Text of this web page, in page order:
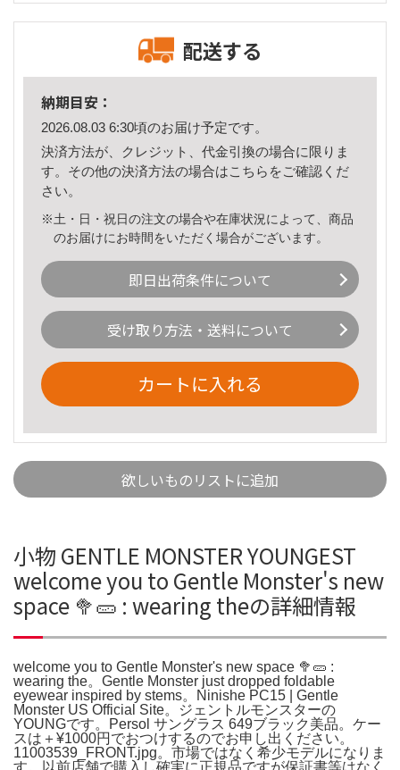
配送する
納期目安：
2026.08.03 6:30頃のお届け予定です。
決済方法が、クレジット、代金引換の場合に限りま
す。その他の決済方法の場合はこちら をご確認くだ
さい。
※土・日・祝日の注文の場合や在庫状況によって、商品
のお届けにお時間をいただく場合がございます。
即日出荷条件について
受け取り方法・送料について
カートに入れる
欲しいものリストに追加
小物 GENTLE MONSTER YOUNGEST
welcome you to Gentle Monster's new
space 🥦🥒 : wearing theの詳細情報
welcome you to Gentle Monster's new space 🥦🥒 :
wearing the。Gentle Monster just dropped foldable
eyewear inspired by stems。Ninishe PC15 | Gentle
Monster US Official Site。ジェントルモンスターの
YOUNGです。Persol サングラス 649ブラック美品。ケー
スは＋¥1000円でおつけするのでお申し出ください。
11003539_FRONT.jpg。市場ではなく希少モデルになりま
す。以前店舗で購入し確実に正規品ですが保証書等はなく